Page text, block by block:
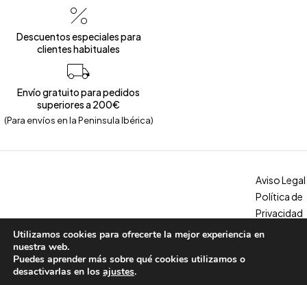
Descuentos especiales para
clientes habituales
Envío gratuito para pedidos
superiores a 200€
(Para envíos en la Peninsula Ibérica)
Copyright © 2026 – Calzados Marina. All Rights Reserved
Aviso Legal
Política de
Privacidad
Utilizamos cookies para ofrecerte la mejor experiencia en
nuestra web.
Puedes aprender más sobre qué cookies utilizamos o
desactivarlas en los ajustes.